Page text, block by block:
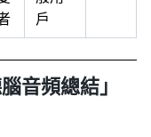
戶
音頻總結」